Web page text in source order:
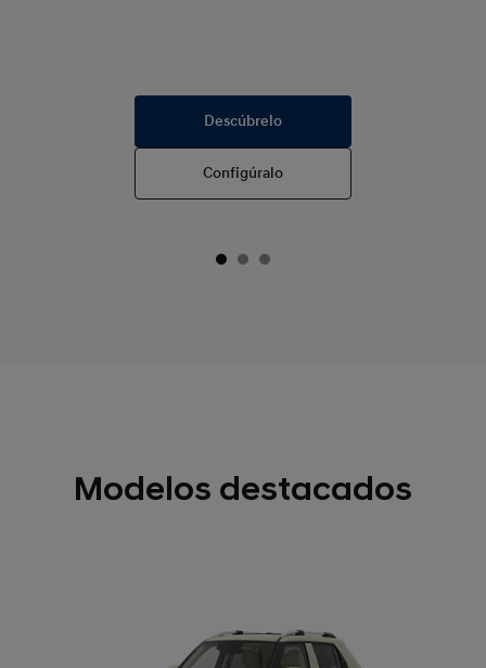
Descúbrelo
Configúralo
Modelos destacados